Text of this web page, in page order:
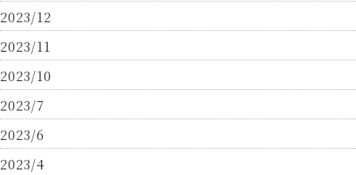
2023/12
2023/11
2023/10
2023/7
2023/6
2023/4